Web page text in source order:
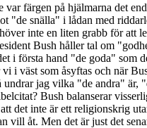
var färgen på hjälmarna det
"de snälla" i lådan med
inte en liten grabb för att
Bush håller tal om
i första hand "de goda" som
vi i väst som åsyftas och när
undrar jag vilka "de andra" är,
Bush balanserar
det inte är ett religionskrig
vill åt. Men det är just det